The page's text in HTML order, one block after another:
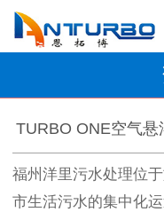
TURBO ONE空气
福州洋里污水处理位
市生活污水的集中化